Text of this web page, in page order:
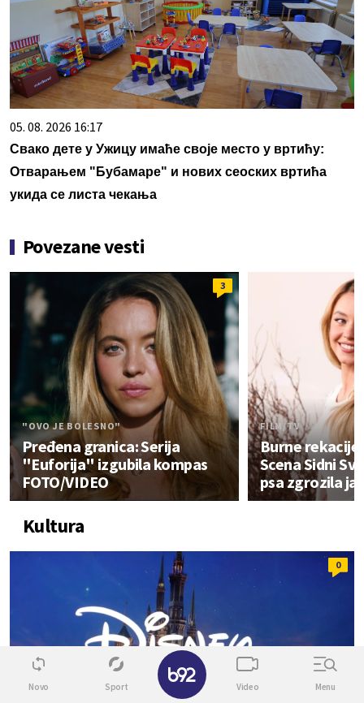
05. 08. 2026 16:17
Свако дете у Ужицу имаће своје место у вртићу:
Отварањем "Бубамаре" и нових сеоских вртића
укида се листа чекања
Povezane vesti
3
"OVO JE BOLESNO"
Pređena granica: Serija
"Euforija" izgubila kompas
FOTO/VIDEO
FILM/TV
Burne
Scena Sidni
psa zgrozila
Kultura
0
Novo Sport Video Menu
✕